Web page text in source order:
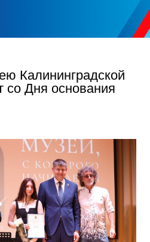
Калининградской
со Дня основания